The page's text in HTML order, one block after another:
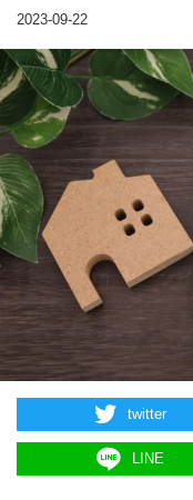
2023-09-22
twitter
LINE